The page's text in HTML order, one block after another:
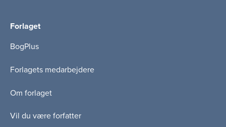
Forlaget
BogPlus
Forlagets medarbejdere
Om forlaget
Vil du være forfatter